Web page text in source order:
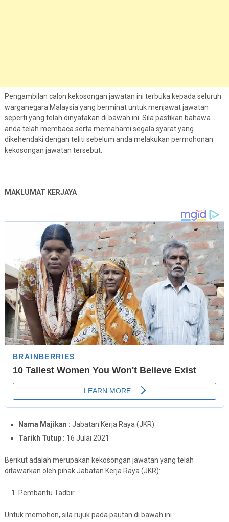
Pengambilan calon kekosongan jawatan ini terbuka kepada seluruh
warganegara Malaysia yang berminat untuk menjawat jawatan
seperti yang telah dinyatakan di bawah ini. Sila pastikan bahawa
anda telah membaca serta memahami segala syarat yang
dikehendaki dengan teliti sebelum anda melakukan permohonan
kekosongan jawatan tersebut.
MAKLUMAT KERJAYA
Nama Majikan : Jabatan Kerja Raya (JKR)
Tarikh Tutup : 16 Julai 2021
Berikut adalah merupakan kekosongan jawatan yang telah
ditawarkan oleh pihak Jabatan Kerja Raya (JKR):
Pembantu Tadbir
Untuk memohon, sila rujuk pada pautan di bawah ini :